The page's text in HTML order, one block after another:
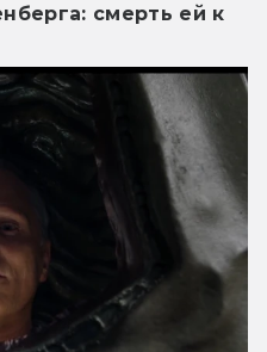
смерть ей к